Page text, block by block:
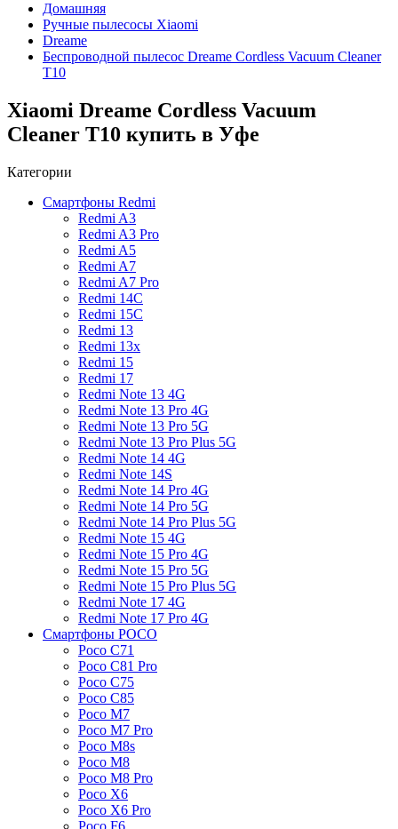
Домашняя
Ручные пылесосы Xiaomi
Dreame
Беспроводной пылесос Dreame Cordless Vacuum Cleaner
T10
Xiaomi Dreame Cordless Vacuum
Cleaner T10 купить в Уфе
Категории
Смартфоны Redmi
Redmi A3
Redmi A3 Pro
Redmi A5
Redmi A7
Redmi A7 Pro
Redmi 14C
Redmi 15C
Redmi 13
Redmi 13x
Redmi 15
Redmi 17
Redmi Note 13 4G
Redmi Note 13 Pro 4G
Redmi Note 13 Pro 5G
Redmi Note 13 Pro Plus 5G
Redmi Note 14 4G
Redmi Note 14S
Redmi Note 14 Pro 4G
Redmi Note 14 Pro 5G
Redmi Note 14 Pro Plus 5G
Redmi Note 15 4G
Redmi Note 15 Pro 4G
Redmi Note 15 Pro 5G
Redmi Note 15 Pro Plus 5G
Redmi Note 17 4G
Redmi Note 17 Pro 4G
Смартфоны POCO
Poco C71
Poco C81 Pro
Poco C75
Poco C85
Poco M7
Poco M7 Pro
Poco M8s
Poco M8
Poco M8 Pro
Poco X6
Poco X6 Pro
Poco F6